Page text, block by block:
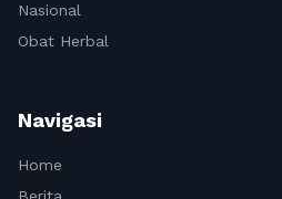
Nasional
Obat Herbal
Navigasi
Home